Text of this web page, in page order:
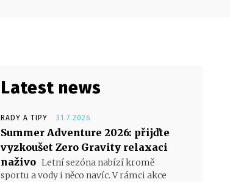
Latest news
RADY A TIPY 31.7.2026
Summer Adventure 2026: přijďte
vyzkoušet Zero Gravity relaxaci
naživo Letní sezóna nabízí kromě
sportu a vody i něco navíc. V rámci akce